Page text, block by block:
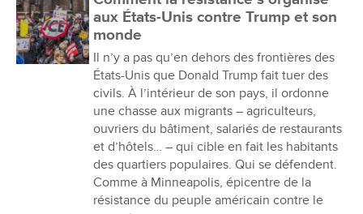
aux États-Unis contre Trump et son
monde
Il n’y a pas qu’en dehors des frontières des
États-Unis que Donald Trump fait tuer des
civils. À l’intérieur de son pays, il ordonne
une chasse aux migrants – agriculteurs,
ouvriers du bâtiment, salariés de restaurants
et d’hôtels… – qui cible en fait les habitants
des quartiers populaires. Qui se défendent.
Comme à Minneapolis, épicentre de la
résistance du peuple américain contre le